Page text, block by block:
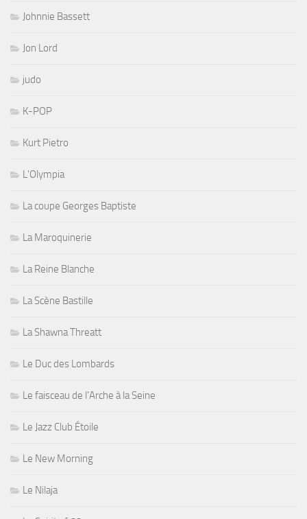
Johnnie Bassett
Jon Lord
judo
K-POP
Kurt Pietro
L'Olympia
La coupe Georges Baptiste
La Maroquinerie
La Reine Blanche
La Scène Bastille
La Shawna Threatt
Le Duc des Lombards
Le faisceau de l'Arche à la Seine
Le Jazz Club Étoile
Le New Morning
Le Nilaja